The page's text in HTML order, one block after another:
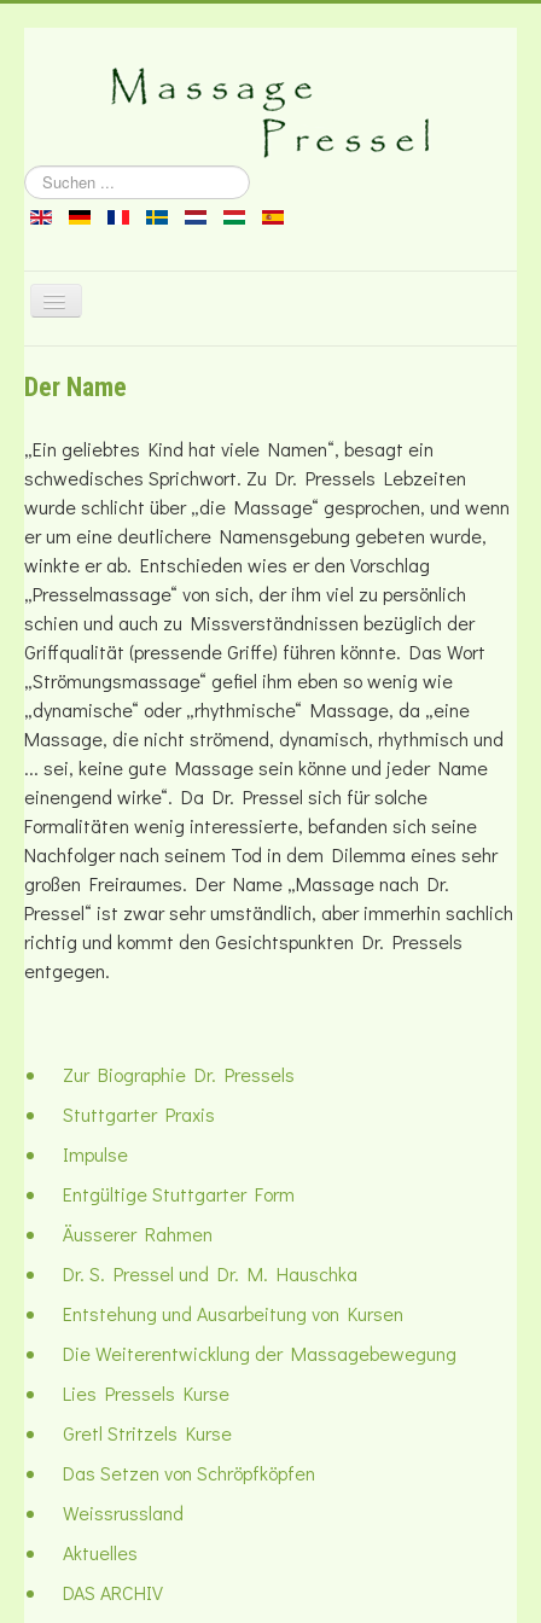
Suchen
...
Navigation
Literatur
Kontakt
Der Name
„Ein geliebtes Kind hat viele Namen“, besagt ein
schwedisches Sprichwort. Zu Dr. Pressels Lebzeiten
wurde schlicht über „die Massage“ gesprochen, und wenn
er um eine deutlichere Namensgebung gebeten wurde,
winkte er ab. Entschieden wies er den Vorschlag
„Presselmassage“ von sich, der ihm viel zu persönlich
schien und auch zu Missverständnissen bezüglich der
Griffqualität (pressende Griffe) führen könnte. Das Wort
„Strömungsmassage“ gefiel ihm eben so wenig wie
„dynamische“ oder „rhythmische“ Massage, da „eine
Massage, die nicht strömend, dynamisch, rhythmisch und
... sei, keine gute Massage sein könne und jeder Name
einengend wirke“. Da Dr. Pressel sich für solche
Formalitäten wenig interessierte, befanden sich seine
Nachfolger nach seinem Tod in dem Dilemma eines sehr
großen Freiraumes. Der Name „Massage nach Dr.
Pressel“ ist zwar sehr umständlich, aber immerhin sachlich
richtig und kommt den Gesichtspunkten Dr. Pressels
entgegen.
Zur Biographie Dr. Pressels
Stuttgarter Praxis
Impulse
Entgültige Stuttgarter Form
Äusserer Rahmen
Dr. S. Pressel und Dr. M. Hauschka
Entstehung und Ausarbeitung von Kursen
Die Weiterentwicklung der Massagebewegung
Lies Pressels Kurse
Gretl Stritzels Kurse
Das Setzen von Schröpfköpfen
Weissrussland
Aktuelles
DAS ARCHIV